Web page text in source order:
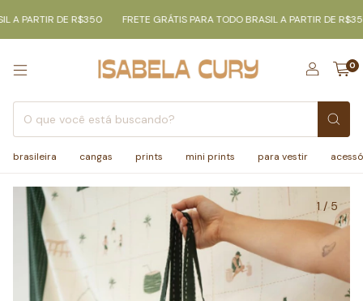
PARTIR DE R$350 FRETE GRÁTIS PARA TODO BRASIL A PARTIR DE R$350
0
brasileira cangas prints mini prints para vestir
1 / 5